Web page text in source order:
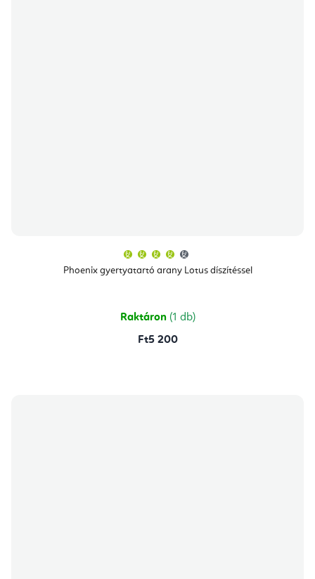
Phoenix gyertyatartó arany Lotus díszítéssel
átlagos
értékelése
csillag.
Raktáron (1 db)
Ft5 200